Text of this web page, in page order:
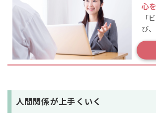
心
「
「
び
築
げ
人間関係が上手くいく